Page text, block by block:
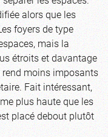
alors que les
foyers de type
mais la
étroits et davantage
moins imposants
Fait intéressant,
plus haute que les
placé debout plutôt